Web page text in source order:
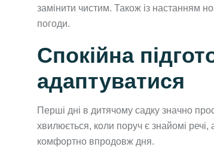
замінити чистим. Також із настанням
погоди.
Спокійна
адаптуватися
Перші дні в дитячому садку значно
хвилюється, коли поруч є знайомі
комфортно впродовж дня.